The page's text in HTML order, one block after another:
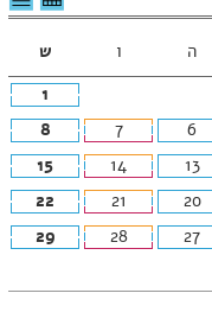
בטבלה
ה ו
ש
1
6
7
8
13
14
15
20
21
22
27
28
29